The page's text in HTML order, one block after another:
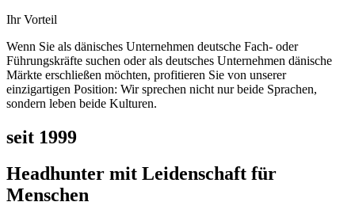
Ihr Vorteil
Wenn Sie als dänisches Unternehmen deutsche Fach- oder
Führungskräfte suchen oder als deutsches Unternehmen dänische
Märkte erschließen möchten, profitieren Sie von unserer
einzigartigen Position: Wir sprechen nicht nur beide Sprachen,
sondern leben beide Kulturen.
seit 1999
Headhunter mit Leidenschaft für
Menschen